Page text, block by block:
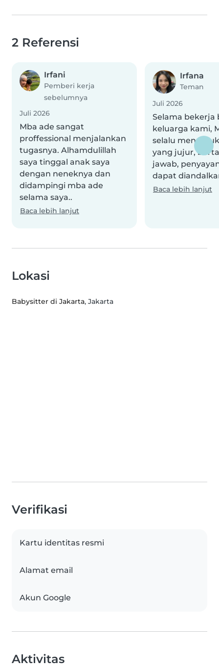
2 Referensi
Irfani
Pemberi kerja
sebelumnya
Juli 2026
Mba ade sangat
proffessional menjalankan
tugasnya. Alhamdulillah
saya tinggal anak saya
dengan neneknya dan
didampingi mba ade
selama saya..
Baca lebih lanjut
Irfana
Teman
Juli 2026
Selama bekerja
keluarga kami,
selalu
yang jujur,
jawab,
dapat
Baca lebih lanjut
Lokasi
Babysitter di Jakarta, Jakarta
Verifikasi
Kartu identitas resmi
Alamat email
Akun Google
Aktivitas